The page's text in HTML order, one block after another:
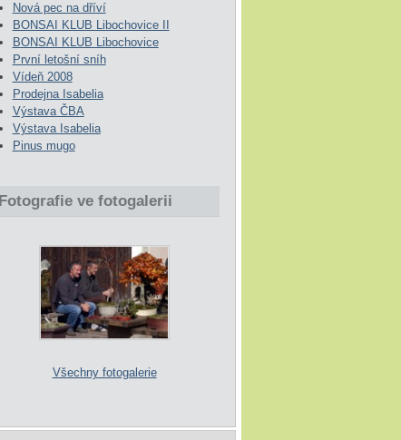
Nová pec na dříví
BONSAI KLUB Libochovice II
BONSAI KLUB Libochovice
První letošní sníh
Vídeň 2008
Prodejna Isabelia
Výstava ČBA
Výstava Isabelia
Pinus mugo
Fotografie ve fotogalerii
Všechny fotogalerie